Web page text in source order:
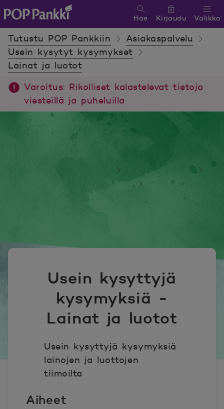
POP Pankki, etusivulle
Valikko
Hae Kirjaudu
Tutustu POP Pankkiin
Asiakaspalvelu
Usein kysytyt kysymykset
Lainat ja luotot
Varoitus: Rikolliset kalastelevat tietoja
viesteillä ja puheluilla
Asiakaspalvelu
Usein kysytyt kysymykset
Usein kysyttyjä
kysymyksiä -
Lainat ja luotot
Usein kysyttyjä kysymyksiä
lainojen ja luottojen
tiimoilta
Aiheet